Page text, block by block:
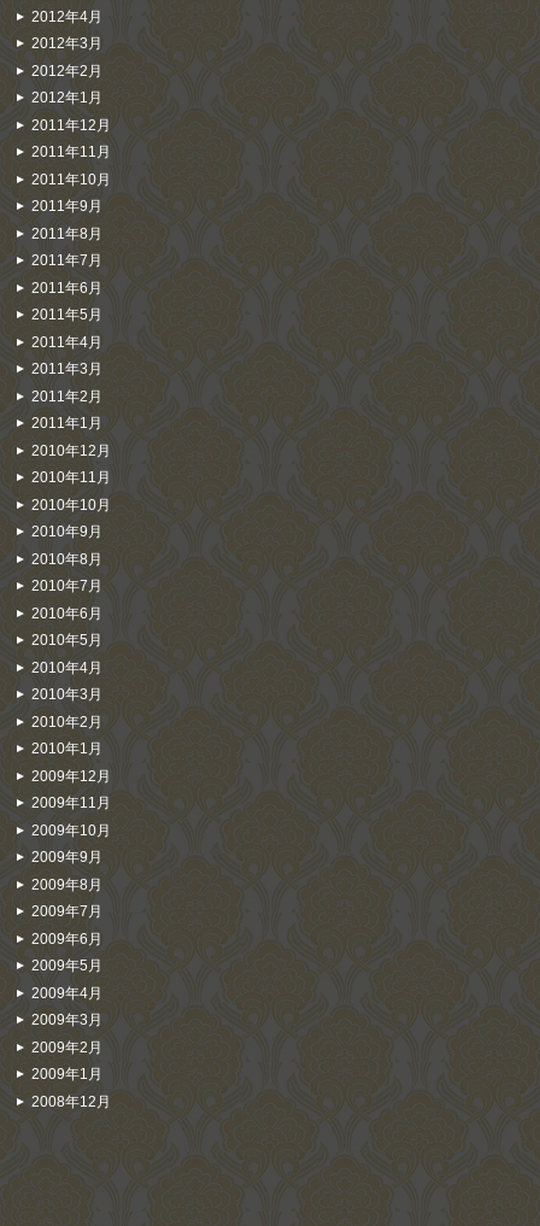
2012年4月
2012年3月
2012年2月
2012年1月
2011年12月
2011年11月
2011年10月
2011年9月
2011年8月
2011年7月
2011年6月
2011年5月
2011年4月
2011年3月
2011年2月
2011年1月
2010年12月
2010年11月
2010年10月
2010年9月
2010年8月
2010年7月
2010年6月
2010年5月
2010年4月
2010年3月
2010年2月
2010年1月
2009年12月
2009年11月
2009年10月
2009年9月
2009年8月
2009年7月
2009年6月
2009年5月
2009年4月
2009年3月
2009年2月
2009年1月
2008年12月